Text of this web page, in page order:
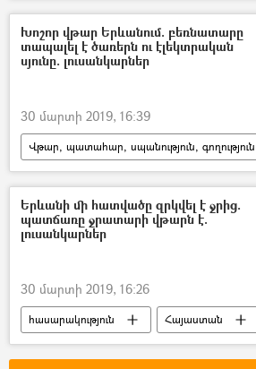
Խոշոր վթար Երևանում. բեռնատարը
տապալել է ծառերն ու էլեկտրական
սյունը. լուսանկարներ
30 մարտի 2019, 16:39
Վթար, պատահար, սպանություն, գողություն
Պատահարներ
Հայաստան
Երևանի մի հատվածը զրկվել է ջրից.
պատճառը ջրատարի վթարն է.
լուսանկարներ
30 մարտի 2019, 16:26
հասարակություն
Հայաստան
Վթար, պատահար, սպանություն, գողություն